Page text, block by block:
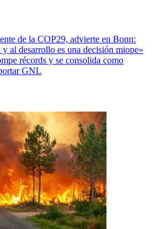
de la COP29, advierte en Bonn:
al desarrollo es una decisión miope»
récords y se consolida como
GNL